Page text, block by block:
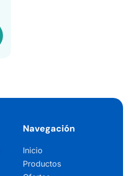
Navegación
Inicio
Productos